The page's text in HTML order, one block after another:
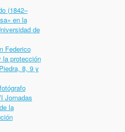
(1842–
en la
de
Federico
la protección
8, 9 y
Jornadas
la